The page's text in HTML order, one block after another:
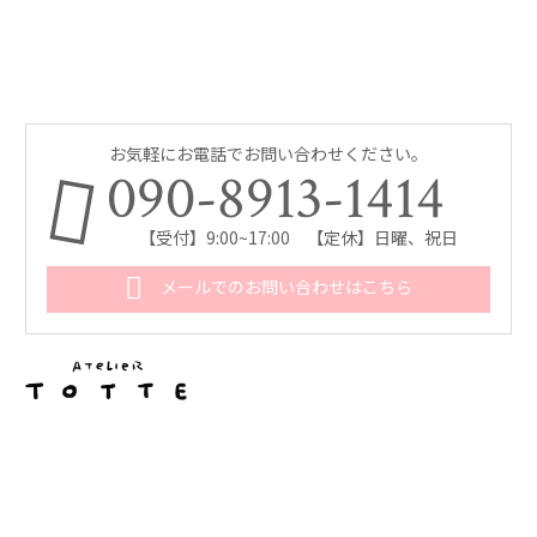
お気軽にお電話でお問い合わせください。
090-8913-1414
【受付】9:00~17:00 【定休】日曜、祝日
メールでのお問い合わせはこちら